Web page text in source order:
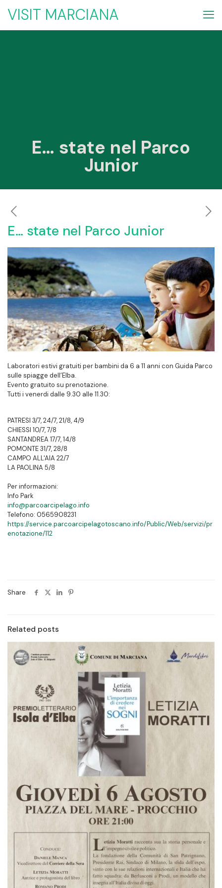
VISIT MARCIANA
E… state nel Parco
Junior
E… state nel Parco Junior
Laboratori estivi gratuiti per bambini da 6 a 11 anni con Guida Parco
sulle spiagge dell’Elba.
Evento gratuito su prenotazione.
Tutti i venerdi dalle 9.30 alle 11.30:
PATRESI 3/7, 24/7, 21/8, 4/9
CHIESSI 10/7, 7/8
SANTANDREA 17/7, 14/8
POMONTE 31/7, 28/8
CAMPO ALL'AIA 22/7
LA PAOLINA 5/8
Per informazioni:
Info Park
info@parcoarcipelago.info
Telefono: 0565908231
https://service.parcoarcipelagotoscano.info/Public/Web/servizi/pr
enotazione/112
Share
Related posts